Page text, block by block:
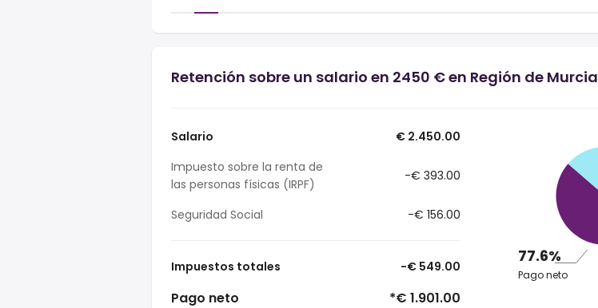
Retención sobre un salario en 2450 € en Región de Murcia
Salario
€ 2.450.00
Impuesto sobre la renta de
las personas físicas (IRPF)
-€ 393.00
Seguridad Social -€ 156.00
Impuestos totales -€ 549.00
Pago neto *€ 1.901.00
77.6%
Pago neto